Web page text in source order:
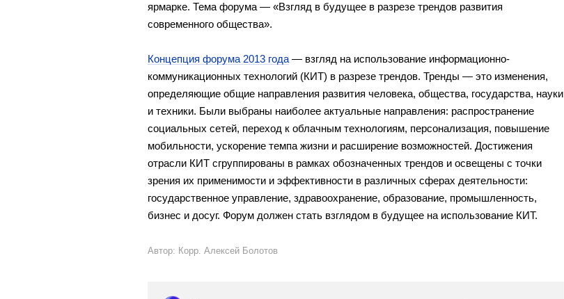
ярмарке. Тема форума — «Взгляд в будущее в разрезе трендов развития
современного общества».
Концепция форума 2013 года — взгляд на использование информационно-
коммуникационных технологий (КИТ) в разрезе трендов. Тренды — это изменения,
определяющие общие направления развития человека, общества, государства, науки
и техники. Были выбраны наиболее актуальные направления: распространение
социальных сетей, переход к облачным технологиям, персонализация, повышение
мобильности, ускорение темпа жизни и расширение возможностей. Достижения
отрасли КИТ сгруппированы в рамках обозначенных трендов и освещены с точки
зрения их применимости и эффективности в различных сферах деятельности:
государственное управление, здравоохранение, образование, промышленность,
бизнес и досуг. Форум должен стать взглядом в будущее на использование КИТ.
Автор: Корр. Алексей Болотов